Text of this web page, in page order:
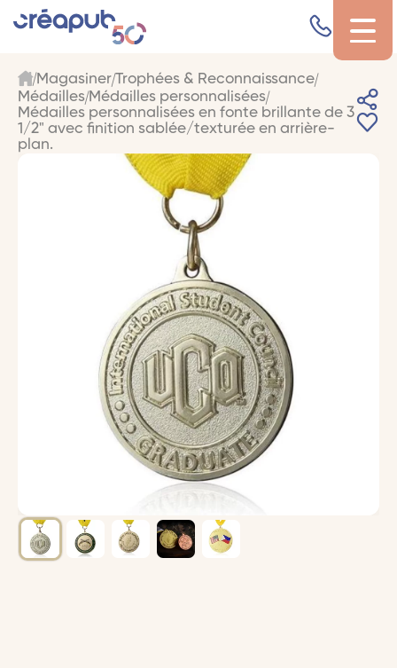
Magasiner Trophées & Reconnaissance
Médailles Médailles personnalisées
Médailles personnalisées en fonte brillante de 3
1/2" avec finition sablée/texturée en arrière-
plan.